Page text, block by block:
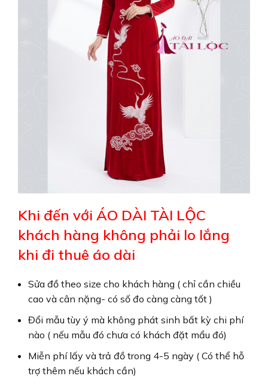
Khi đến với ÁO DÀI TÀI LỘC
khách hàng không phải lo lắng
khi đi thuê áo dài
Sửa đồ theo size cho khách hàng ( chỉ cần chiều
cao và cân nặng- có số đo càng càng tốt )
Đổi mẫu tùy ý mà không phát sinh bất kỳ chi phí
nào ( nếu mẫu đó chưa có khách đặt mẩu đó)
Miễn phí lấy và trả đồ trong 4-5 ngày ( Có thể hỗ
trợ thêm nếu khách cần)